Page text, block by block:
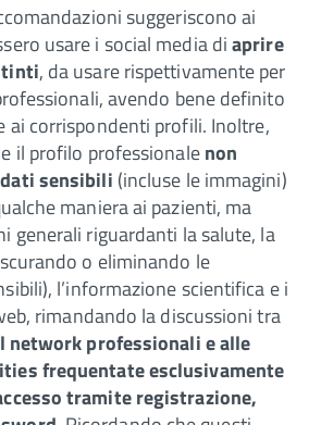
suggeriscono ai
usare i social media diaprire
, da usare rispettivamente per
avendo bene definito
ai corrispondenti profili. Inoltre,
il profilo professionalenon
sensibili (incluse le immagini)
maniera ai pazienti, ma
generali riguardanti la salute, la
o eliminando le
l’informazione scientifica e i
rimandando la discussioni tra
network professionali e alle
frequentate esclusivamente
tramite registrazione,